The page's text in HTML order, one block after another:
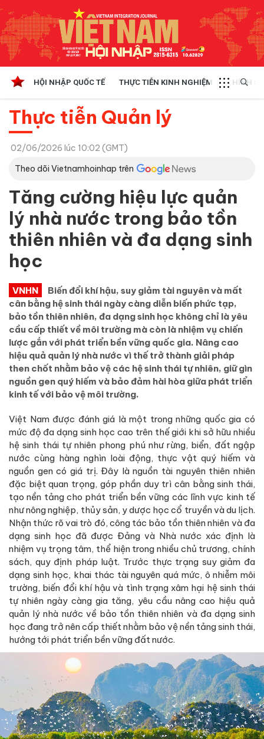
HỘI NHẬP QUỐC TẾ THỰC TIỄN KINH NGHIỆM CHÍNH
Thực tiễn Quản lý
02/06/2026 lúc 10:02 (GMT)
Theo dõi Vietnamhoinhap trên
Tăng cường hiệu lực quản
lý nhà nước trong bảo tồn
thiên nhiên và đa dạng sinh
học
VNHN
Biến đổi khí hậu, suy giảm tài nguyên và mất
cân bằng hệ sinh thái ngày càng diễn biến phức tạp,
bảo tồn thiên nhiên, đa dạng sinh học không chỉ là yêu
cầu cấp thiết về môi trường mà còn là nhiệm vụ chiến
lược gắn với phát triển bền vững quốc gia. Nâng cao
hiệu quả quản lý nhà nước vì thế trở thành giải pháp
then chốt nhằm bảo vệ các hệ sinh thái tự nhiên, giữ gìn
nguồn gen quý hiếm và bảo đảm hài hòa giữa phát triển
kinh tế với bảo vệ môi trường.
Việt Nam được đánh giá là một trong những quốc gia có
mức độ đa dạng sinh học cao trên thế giới khi sở hữu nhiều
hệ sinh thái tự nhiên phong phú như rừng, biển, đất ngập
nước cùng hàng nghìn loài động, thực vật quý hiếm và
nguồn gen có giá trị. Đây là nguồn tài nguyên thiên nhiên
đặc biệt quan trọng, góp phần duy trì cân bằng sinh thái,
tạo nền tảng cho phát triển bền vững các lĩnh vực kinh tế
như nông nghiệp, thủy sản, y dược học cổ truyền và du lịch.
Nhận thức rõ vai trò đó, công tác bảo tồn thiên nhiên và đa
dạng sinh học đã được Đảng và Nhà nước xác định là
nhiệm vụ trọng tâm, thể hiện trong nhiều chủ trương, chính
sách, quy định pháp luật. Trước thực trạng suy giảm đa
dạng sinh học, khai thác tài nguyên quá mức, ô nhiễm môi
trường, biến đổi khí hậu và tình trạng xâm hại hệ sinh thái
tự nhiên ngày càng gia tăng, yêu cầu nâng cao hiệu quả
quản lý nhà nước về bảo tồn thiên nhiên và đa dạng sinh
học đang trở nên cấp thiết nhằm bảo vệ nền tảng sinh thái,
hướng tới phát triển bền vững đất nước.